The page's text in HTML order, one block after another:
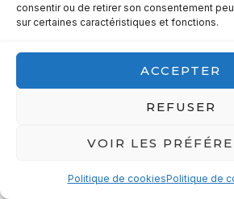
consentir ou de retirer son consentement
sur certaines caractéristiques et fonctions.
ACCEPTER
REFUSER
VOIR LES
Politique de cookiesPolitique de
FINANÇABLES ? »
FORMATION ? »
SUJETS EXACTEMENT ? »